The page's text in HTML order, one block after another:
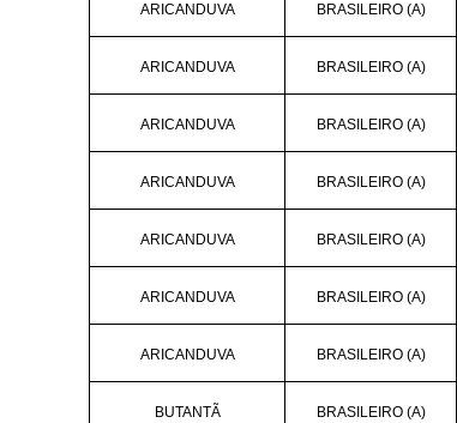
ARICANDUVA BRASILEIRO (A)
ARICANDUVA BRASILEIRO (A)
ARICANDUVA BRASILEIRO (A)
ARICANDUVA BRASILEIRO (A)
ARICANDUVA BRASILEIRO (A)
ARICANDUVA BRASILEIRO (A)
ARICANDUVA BRASILEIRO (A)
BUTANTÃ BRASILEIRO (A)